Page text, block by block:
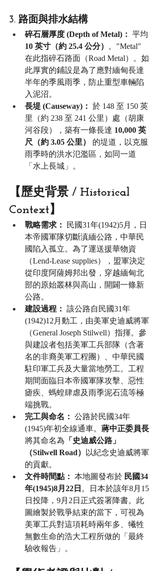
3. 路面與排水結構
碎石層厚度 (Depth of Metal)： 平均
10 英寸（約 25.4 公分）
。"Metal"
在此指碎石路面（Road Metal）。如
此厚實的鋪設是為了應對緬甸長達
半年的季風雨季，防止重型車輛陷
入泥沼。
長堤 (Causeway)： 於 148 至 150 英
里（約 238 至 241 公里）處（胡康
河谷段），築有一條長達 10,000 英
尺（約 3.05 公里）
的堤道，以克服
雨季時的洪水氾濫區，如同一道
「水上長城」。
【歷史背景 / Historical
Context】
戰略需求：
民國31年(1942)5月，日
本帝國軍隊切斷滇緬公路，中華民
國陷入孤立。為了運送援華物資
（Lend-Lease supplies），盟軍決定
從印度阿薩姆邦出發，穿越緬甸北
部的原始叢林與高山，開闢一條新
公路。
建設過程： 該公路自民國31年
(1942)12月動工，由美軍史迪威將軍
（General Joseph Stilwell）指揮。參
與建設者包括美軍工兵部隊（含著
名的非裔美軍工程團）、中華民國
駐印軍工兵及大量當地勞工。工程
期間面臨日本帝國軍隊攻擊、惡性
瘧疾、螞蝗肆虐及雨季泥石流等極
端挑戰。
完工與命名： 公路於民國34年
(1945)年初全線通車。 蔣中正委員長
將其命名為 「史迪威公路」
（Stilwell Road）
以紀念史迪威將軍
的貢獻。
文件時間點： 本地圖發布於 民國34
年(1945)8月22日 。日本於該年8月15
日投降，9月2日正式簽署降書。此
圖繪製於戰爭結束的當下，可視為
美軍工兵對這項耗時兩年多、犧牲
無數生命的浩大工程所做的「最終
驗收報告」。